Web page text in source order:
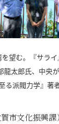
望む。『サラ
龍太郎氏、中央
る派閥力学』著
市文化振興課）